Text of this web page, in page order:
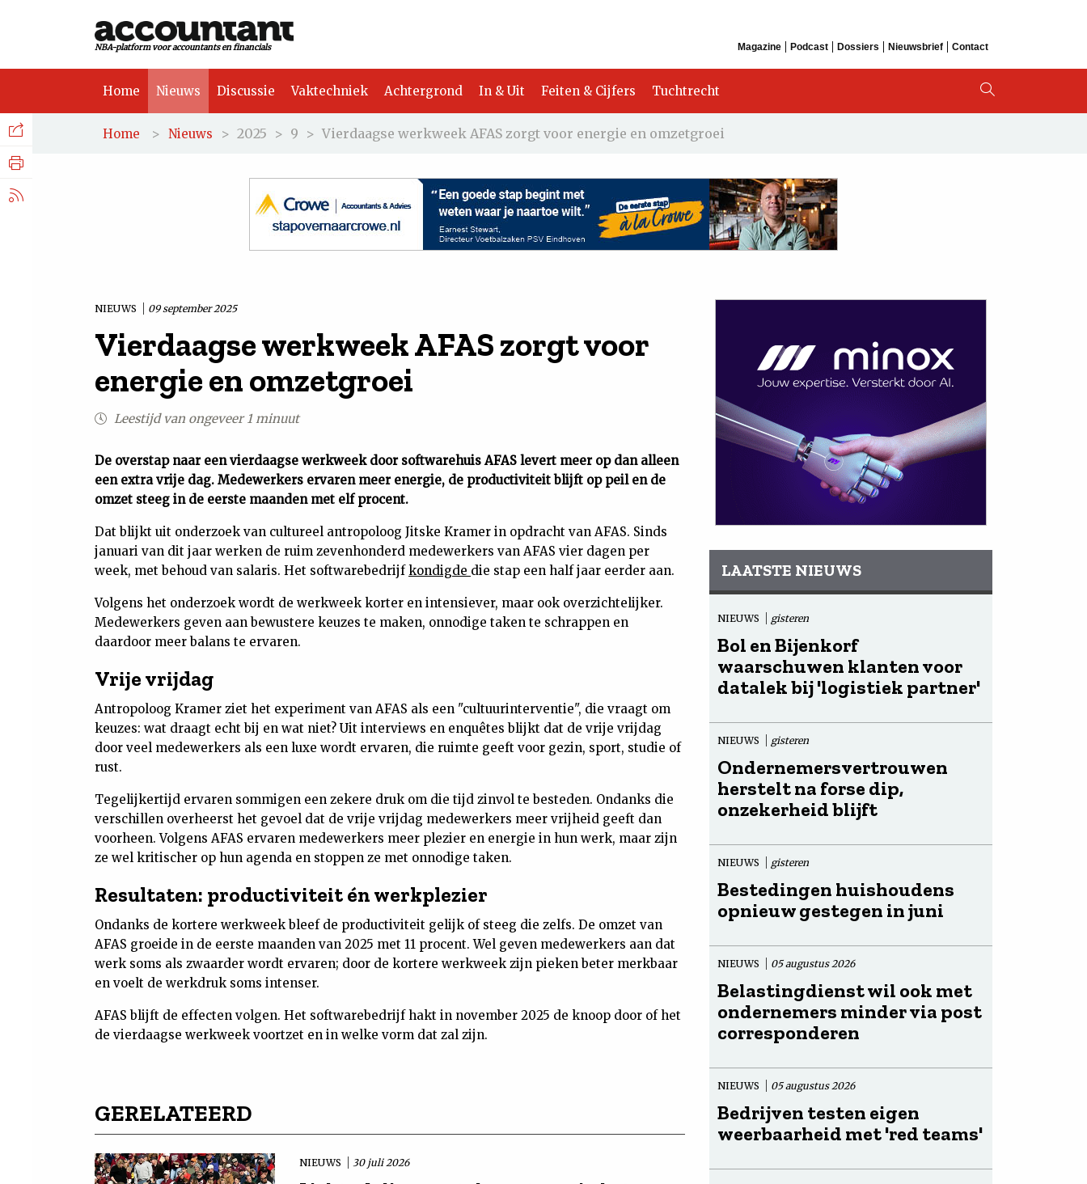
NBA-platform voor accountants en financials Magazine Podcast Dossiers Nieuwsbrief Contact
Home Nieuws Discussie Vaktechniek Achtergrond In & Uit Feiten & Cijfers Tuchtrecht
Home > Nieuws > 2025 > 9 > Vierdaagse werkweek AFAS zorgt voor energie en omzetgroei
NIEUWS 09 september 2025
Vierdaagse werkweek AFAS zorgt voor
energie en omzetgroei
Leestijd van ongeveer 1 minuut
De overstap naar een vierdaagse werkweek door softwarehuis AFAS levert meer op dan alleen
een extra vrije dag. Medewerkers ervaren meer energie, de productiviteit blijft op peil en de
omzet steeg in de eerste maanden met elf procent.
Dat blijkt uit onderzoek van cultureel antropoloog Jitske Kramer in opdracht van AFAS. Sinds
januari van dit jaar werken de ruim zevenhonderd medewerkers van AFAS vier dagen per
week, met behoud van salaris. Het softwarebedrijfkondigde die stap een half jaar eerder aan.
Volgens het onderzoek wordt de werkweek korter en intensiever, maar ook overzichtelijker.
Medewerkers geven aan bewustere keuzes te maken, onnodige taken te schrappen en
daardoor meer balans te ervaren.
Vrije vrijdag
Antropoloog Kramer ziet het experiment van AFAS als een "cultuurinterventie", die vraagt om
keuzes: wat draagt echt bij en wat niet? Uit interviews en enquêtes blijkt dat de vrije vrijdag
door veel medewerkers als een luxe wordt ervaren, die ruimte geeft voor gezin, sport, studie of
rust.
Tegelijkertijd ervaren sommigen een zekere druk om die tijd zinvol te besteden. Ondanks die
verschillen overheerst het gevoel dat de vrije vrijdag medewerkers meer vrijheid geeft dan
voorheen. Volgens AFAS ervaren medewerkers meer plezier en energie in hun werk, maar zijn
ze wel kritischer op hun agenda en stoppen ze met onnodige taken.
Resultaten: productiviteit én werkplezier
Ondanks de kortere werkweek bleef de productiviteit gelijk of steeg die zelfs. De omzet van
AFAS groeide in de eerste maanden van 2025 met 11 procent. Wel geven medewerkers aan dat
werk soms als zwaarder wordt ervaren; door de kortere werkweek zijn pieken beter merkbaar
en voelt de werkdruk soms intenser.
AFAS blijft de effecten volgen. Het softwarebedrijf hakt in november 2025 de knoop door of het
de vierdaagse werkweek voortzet en in welke vorm dat zal zijn.
GERELATEERD
NIEUWS 30 juli 2026
LAATSTE NIEUWS
NIEUWS gisteren
Bol en Bijenkorf
waarschuwen klanten voor
datalek bij 'logistiek partner'
NIEUWS gisteren
Ondernemersvertrouwen
herstelt na forse dip,
onzekerheid blijft
NIEUWS gisteren
Bestedingen huishoudens
opnieuw gestegen in juni
NIEUWS 05 augustus 2026
Belastingdienst wil ook met
ondernemers minder via post
corresponderen
NIEUWS 05 augustus 2026
Bedrijven testen eigen
weerbaarheid met 'red teams'
Facebook
Nieuws